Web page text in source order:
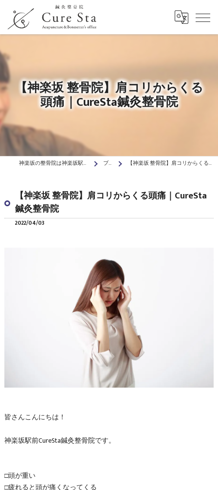
【神楽坂 整骨院】肩コリからくる
頭痛｜CureSta鍼灸整骨院
神楽坂の整骨院は神楽坂駅前Cure Sta鍼灸整骨院 ブログ 【神楽坂 整骨院】肩コリからくる頭痛｜CureSta鍼灸整骨院
【神楽坂 整骨院】肩コリからくる頭痛｜CureSta
鍼灸整骨院
2022/04/03
皆さんこんにちは！
神楽坂駅前CureSta鍼灸整骨院です。
□頭が重い
□疲れると頭が痛くなってくる